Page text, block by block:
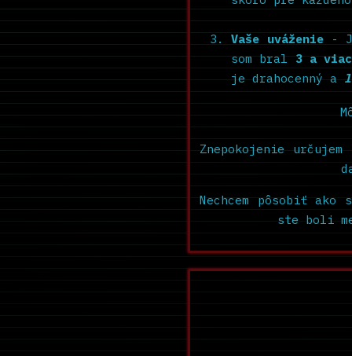
Vaše uváženie-
som bral 3 a viac
je drahocenný a
Znepokojenie
Nechcem pôsobiť ako
ste boli